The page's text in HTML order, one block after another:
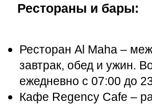
Рестораны и бары:
Ресторан Al Maha –
завтрак, обед и ужин.
ежедневно с 07:00 до
Кафе Regency Cafe –